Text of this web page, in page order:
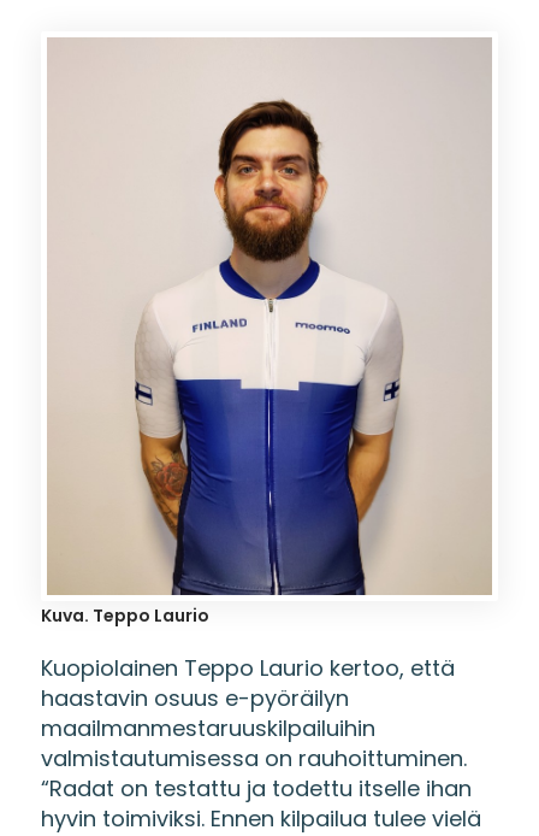
Kuva. Teppo Laurio
Kuopiolainen Teppo Laurio kertoo, että
haastavin osuus e-pyöräilyn
maailmanmestaruuskilpailuihin
valmistautumisessa on rauhoittuminen.
“Radat on testattu ja todettu itselle ihan
hyvin toimiviksi. Ennen kilpailua tulee vielä